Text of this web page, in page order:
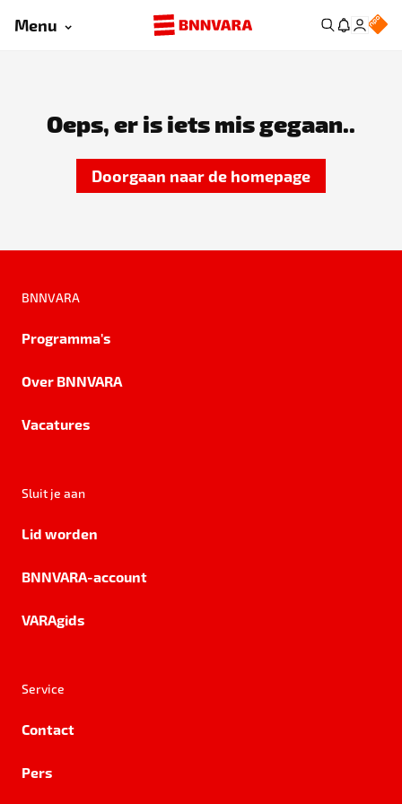
Menu
Oeps, er is iets mis gegaan..
Doorgaan naar de homepage
BNNVARA
Programma's
Over BNNVARA
Vacatures
Sluit je aan
Lid worden
BNNVARA-account
VARAgids
Service
Contact
Pers